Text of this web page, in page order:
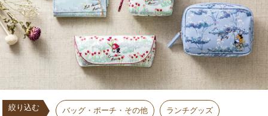
絞り込む バッグ・ポーチ・その他 ランチグッズ